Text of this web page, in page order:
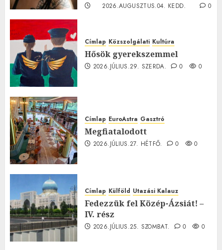
2026.AUGUSZTUS.04. KEDD.
0
Címlap Közszolgálati Kultúra
Hősök gyerekszemmel
2026.JÚLIUS.29. SZERDA. 0 0
Címlap EuroAstra Gasztró
Megfiatalodott
2026.JÚLIUS.27. HÉTFŐ. 0 0
Címlap Külföld Utazási Kalauz
Fedezzük fel Közép-Ázsiát! –
IV. rész
2026.JÚLIUS.25. SZOMBAT. 0 0